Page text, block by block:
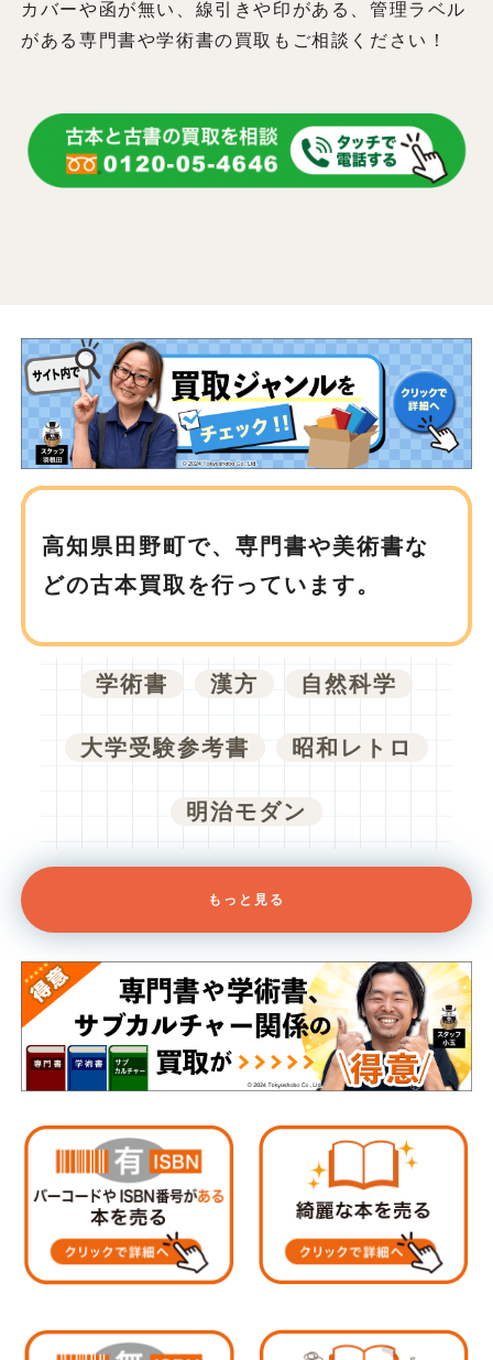
カバーや函が無い、線引きや印がある、管理ラベル
がある専門書や学術書の買取もご相談ください！
高知県田野町で、専門書や美術書な
どの古本買取を行っています。
学術書 漢方 自然科学
大学受験参考書 昭和レトロ
明治モダン
もっと見る